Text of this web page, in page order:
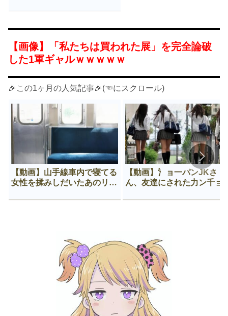
【画像】「私たちは買われた展」を完全論破
した1軍ギャルｗｗｗｗｗ
🎉この1ヶ月の人気記事🎉(☜にスクロール)
【動画】山手線車内で寝てる
女性を揉みしだいたあのリー
【動画】氵ョ一パンJKさ
ん、友達にされた力ン千ョ